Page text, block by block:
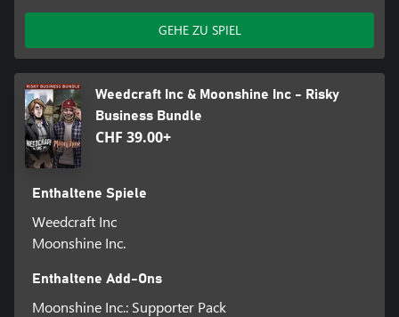
GEHE ZU SPIEL
Weedcraft Inc & Moonshine Inc - Risky
Business Bundle
CHF 39.00+
Enthaltene Spiele
Weedcraft Inc
Moonshine Inc.
Enthaltene Add-Ons
Moonshine Inc.: Supporter Pack